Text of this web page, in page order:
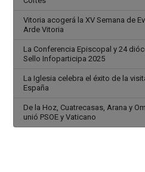
Vitoria acogerá la XV Semana de
Arde Vitoria
La Conferencia Episcopal y 24
Sello Infoparticipa 2025
La Iglesia celebra el éxito de la
España
De la Hoz, Cuatrecasas, Arana y
unió PSOE y Vaticano